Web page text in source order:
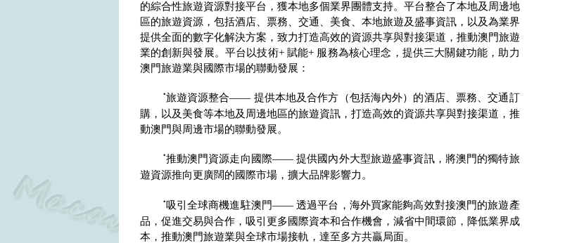
的綜合性旅遊資源對接平台，獲本地多個業界團體支持。平台整合了本地及周邊地
區的旅遊資源，包括酒店、票務、交通、美食、本地旅遊及盛事資訊，以及為業界
提供全面的數字化解決方案，致力打造高效的資源共享與對接渠道，推動澳門旅遊
業的創新與發展。平台以技術+ 賦能+ 服務為核心理念，提供三大關鍵功能，助力
澳門旅遊業與國際市場的聯動發展：
˙旅遊資源整合—— 提供本地及合作方（包括海內外）的酒店、票務、交通訂
購，以及美食等本地及周邊地區的旅遊資訊，打造高效的資源共享與對接渠道，推
動澳門與周邊市場的聯動發展。
˙推動澳門資源走向國際—— 提供國內外大型旅遊盛事資訊，將澳門的獨特旅
遊資源推向更廣闊的國際市場，擴大品牌影響力。
˙吸引全球商機進駐澳門—— 透過平台，海外買家能夠高效對接澳門的旅遊產
品，促進交易與合作，吸引更多國際資本和合作機會，減省中間環節，降低業界成
本，推動澳門旅遊業與全球市場接軌，達至多方共贏局面。